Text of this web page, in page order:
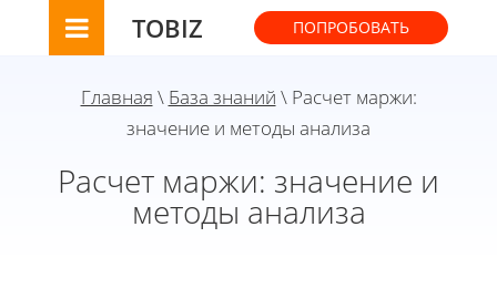
TOBIZ ПОПРОБОВАТЬ
Главная \ База знаний \ Расчет маржи:
значение и методы анализа
Расчет маржи: значение и
методы анализа